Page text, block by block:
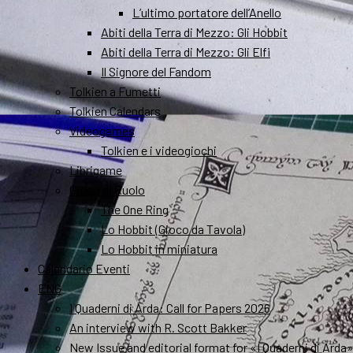
L’ultimo portatore dell’Anello
Abiti della Terra di Mezzo: Gli Hobbit
Abiti della Terra di Mezzo: Gli Elfi
Il Signore del Fandom
Tolkien a Fumetti
Tolkien Calendars
Videogames
Tolkien e i videogiochi
Librigame
Gioco di Ruolo
The One Ring
Lo Hobbit (Gioco da Tavola)
Lo Hobbit in miniatura
Calendario Eventi
ENG
I Quaderni di Arda: Call for Papers 2026
An interview with R. Scott Bakker
New Issue and editorial format for «I Quaderni di Arda»